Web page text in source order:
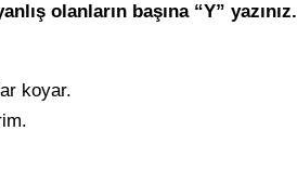
olanların başına “Y” yazınız.
koyar.